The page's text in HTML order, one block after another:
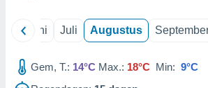
Juni Juli Augustus
Gem, T.: 14°C Max.: 18°C Min: 9°C